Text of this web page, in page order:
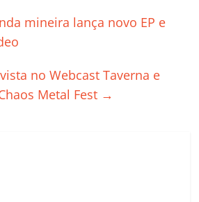
s
A
p
e gl
a
ss
y
k
p
h
mineira lança novo EP e
no Webcast Taverna e
Metal Fest →